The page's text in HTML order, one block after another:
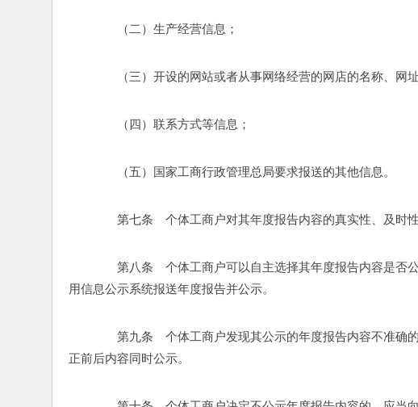
（二）生产经营信息；
（三）开设的网站或者从事网络经营的网店的名称、网址
（四）联系方式等信息；
（五）国家工商行政管理总局要求报送的其他信息。
第七条　个体工商户对其年度报告内容的真实性、及时性
第八条　个体工商户可以自主选择其年度报告内容是否
用信息公示系统报送年度报告并公示。
第九条　个体工商户发现其公示的年度报告内容不准确
正前后内容同时公示。